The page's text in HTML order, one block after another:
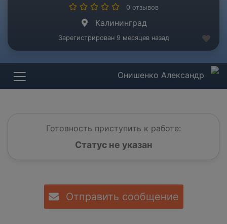
0 отзывов
Калининград
Зарегистрирован 9 месяцев назад
Онишенко Александр
Готовность приступить к работе:
Статус не указан
Отправить сообщение